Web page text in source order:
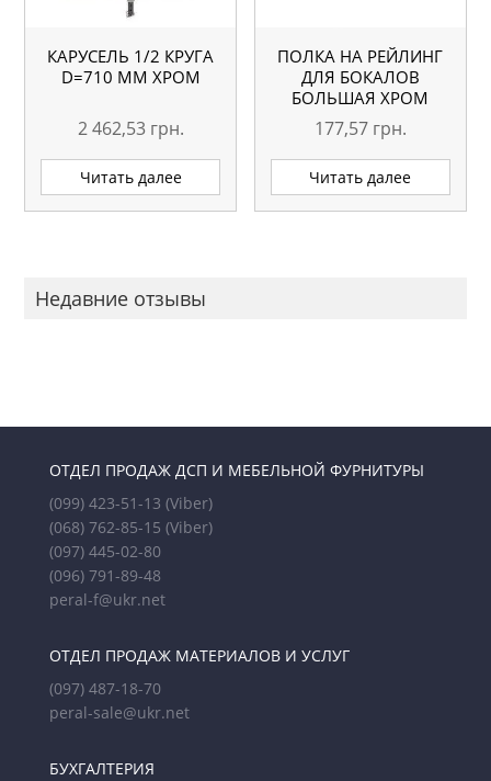
КАРУСЕЛЬ 1/2 КРУГА
D=710 ММ ХРОМ
2 462,53 грн.
Читать далее
ПОЛКА НА РЕЙЛИНГ
ДЛЯ БОКАЛОВ
БОЛЬШАЯ ХРОМ
177,57 грн.
Читать далее
Недавние отзывы
ОТДЕЛ ПРОДАЖ ДСП И МЕБЕЛЬНОЙ ФУРНИТУРЫ
(099) 423-51-13 (Viber)
(068) 762-85-15 (Viber)
(097) 445-02-80
(096) 791-89-48
peral-f@ukr.net
ОТДЕЛ ПРОДАЖ МАТЕРИАЛОВ И УСЛУГ
(097) 487-18-70
peral-sale@ukr.net
БУХГАЛТЕРИЯ